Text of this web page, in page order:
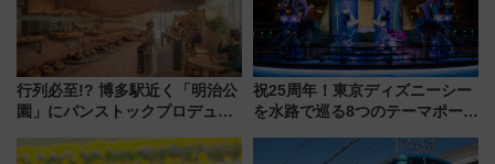
行列必至!? 博多駅近く「明治公
園」にパンストックプロデュー
オープン 秋からはビストロ営業
祝25周年！東京ディズニーシー
を水路で巡る8つのテーマポート